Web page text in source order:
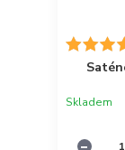
Skladem